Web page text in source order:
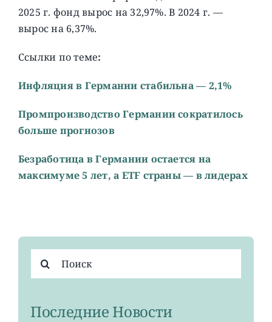
2025 г. фонд вырос на 32,97%. В 2024 г. —
вырос на 6,37%.
Ссылки по теме:
Инфляция в Германии стабильна — 2,1%
Промпроизводство Германии сократилось
больше прогнозов
Безработица в Германии остается на
максимуме 5 лет, а ETF страны — в лидерах
поиска:
Последние Новости